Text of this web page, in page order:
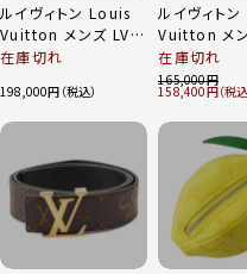
ルイヴィトン Louis
Vuitton メンズ LVト
レイナー マキシライ
カー 1ABM2X ブラッ
ク 6 1/2
在庫切れ
198,000
ルイヴィト
Vuitton メ
エ LVトレイ
ン ローカッ
カー
ン 7 1/2
在庫切れ
165,000
158,400